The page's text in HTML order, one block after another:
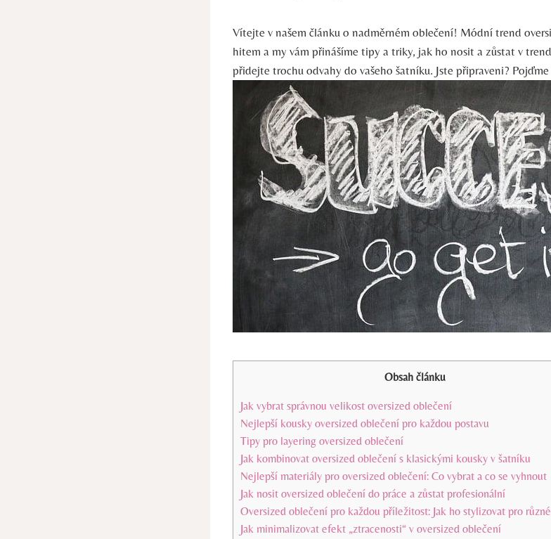
Vítejte v našem článku o nadměrném oblečení! Módní trend
hitem a my vám přinášíme tipy a triky, jak ho nosit a zůstat v
přidejte trochu odvahy do vašeho šatníku. Jste připraveni?
Obsah článku
Jak vybrat správnou velikost oversized oblečení
Nejlepší kousky oversized oblečení pro každou postavu
Tipy pro layering oversized oblečení
Jak kombinovat oversized oblečení s klasickými kousky v šatníku
Nejlepší materiály pro oversized oblečení: Co vybrat a co se vyhnout
Jak nosit oversized oblečení do práce a zůstat profesionální
Oversized oblečení pro každou příležitost: Jak ho stylizovat pro
Jak minimalizovat efekt „ztracenosti“ v oversized oblečení